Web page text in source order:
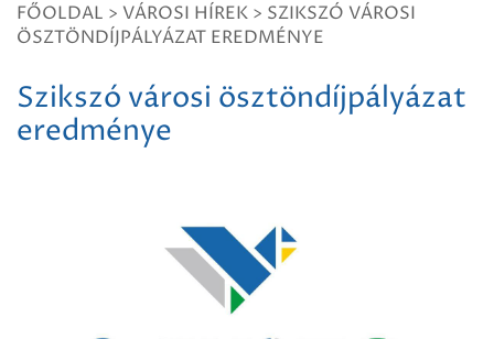
FŐOLDAL > VÁROSI HÍREK > SZIKSZÓ VÁROSI
ÖSZTÖNDÍJPÁLYÁZAT EREDMÉNYE
Szikszó városi ösztöndíjpályázat
eredménye